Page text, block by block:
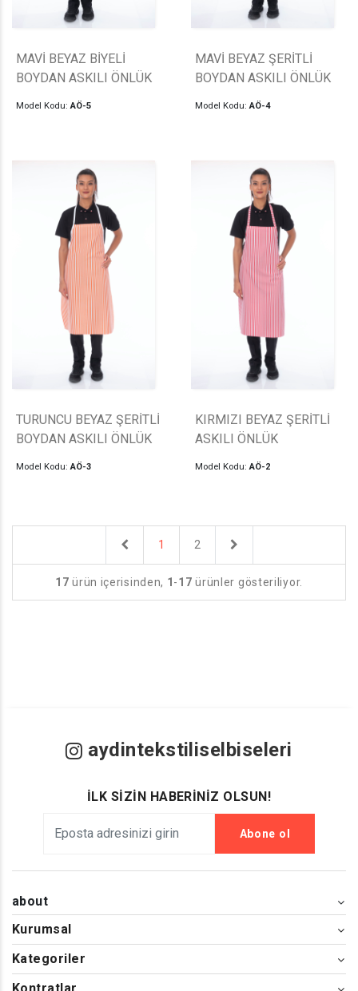
MAVİ BEYAZ BİYELİ
BOYDAN ASKILI ÖNLÜK
Model Kodu:AÖ-5
MAVİ BEYAZ ŞERİTLİ
BOYDAN ASKILI ÖNLÜK
Model Kodu:AÖ-4
TURUNCU BEYAZ ŞERİTLİ
BOYDAN ASKILI ÖNLÜK
Model Kodu:AÖ-3
KIRMIZI BEYAZ ŞERİTLİ
ASKILI ÖNLÜK
Model Kodu:AÖ-2
Previous
1 2 Next
17 ürün içerisinden, 1 -17 ürünler gösteriliyor.
aydintekstiliselbiseleri
İLK SİZİN HABERİNİZ OLSUN!
Abone ol
about
Kurumsal
Kategoriler